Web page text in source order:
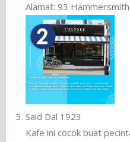
Alamat: 93
Said Dal 1923
Kafe ini cocok buat